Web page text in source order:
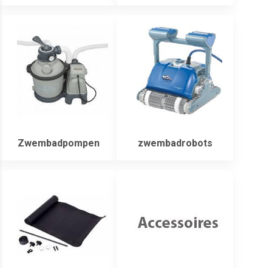
Zwembadpompen zwembadrobots